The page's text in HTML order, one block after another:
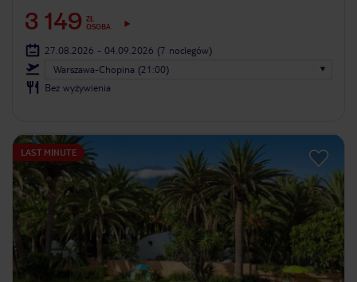
3 149 ZŁ
OSOBA
27.08.2026 - 04.09.2026 (7 noclegów)
Warszawa-Chopina (21:00)
Bez wyżywienia
LAST MINUTE